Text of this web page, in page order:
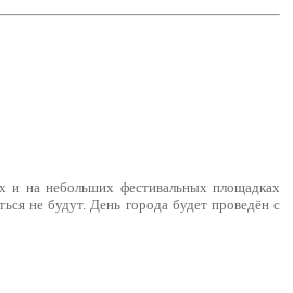
и на небольших фестивальных площадках
не будут. День города будет проведён с